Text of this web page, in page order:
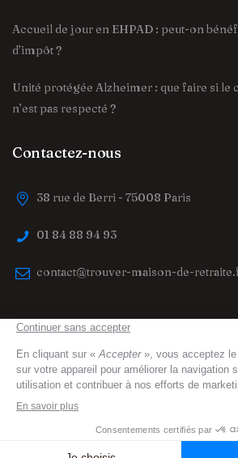
Accueil de jour en EHPAD : peut-on
d’impôt ?
Unité protégée Alzheimer : que faire si le
n’est pas respecté ?
Contactez-nous
38 rue de Berri - 75008 Paris
01 84 88 94 93
contact@trouver-maison-de-
trouver-maison-de-retraite.fr©
Mentions légales
Protection